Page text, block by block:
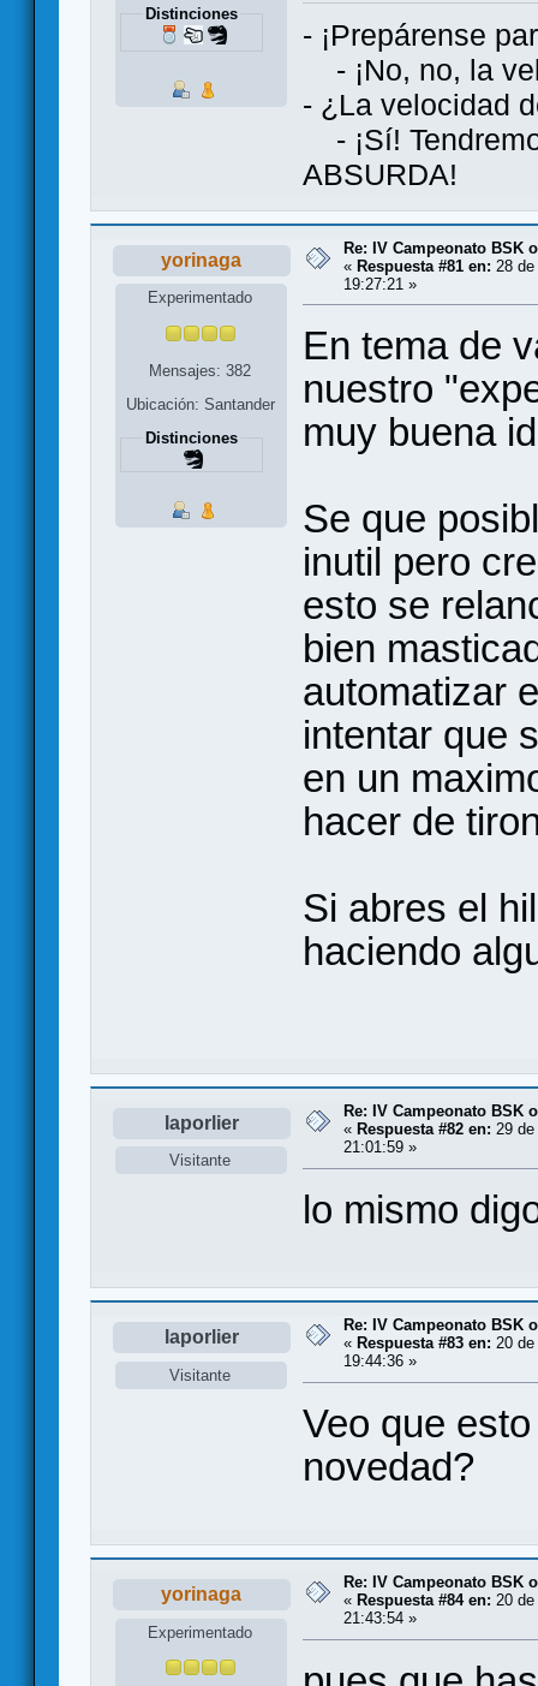
Distinciones
- ¡Prepárense
- ¡No, no, la
- ¿La velocidad
- ¡Sí!
ABSURDA!
yorinaga
Experimentado
Mensajes: 382
Ubicación: Santander
Distinciones
Re: IV Campeonato BSK
« Respuesta #81 en: 28
19:27:21 »
En tema de
nuestro
muy buena
Se que
inutil pero
esto se
bien
automatizar
intentar que
en un
hacer de
Si abres el
haciendo
laporlier
Visitante
Re: IV Campeonato BSK
« Respuesta #82 en: 29 de
21:01:59 »
lo mismo
laporlier
Visitante
Re: IV Campeonato BSK
« Respuesta #83 en: 20 de
19:44:36 »
Veo que
novedad?
yorinaga
Experimentado
Re: IV Campeonato BSK
« Respuesta #84 en: 20 de
21:43:54 »